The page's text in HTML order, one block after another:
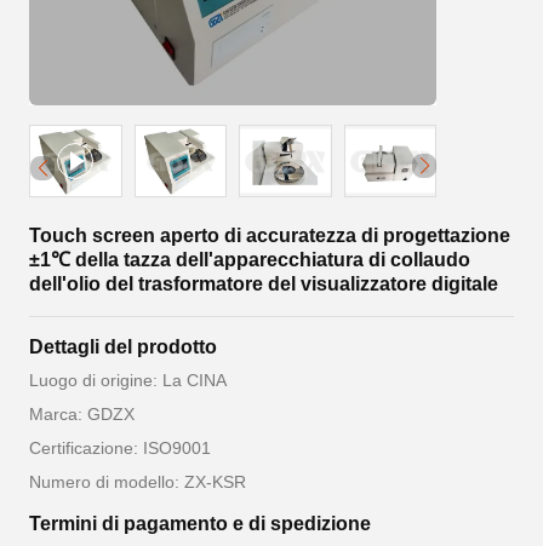
Touch screen aperto di accuratezza di progettazione
±1℃ della tazza dell'apparecchiatura di collaudo
dell'olio del trasformatore del visualizzatore digitale
Dettagli del prodotto
Luogo di origine: La CINA
Marca: GDZX
Certificazione: ISO9001
Numero di modello: ZX-KSR
Termini di pagamento e di spedizione